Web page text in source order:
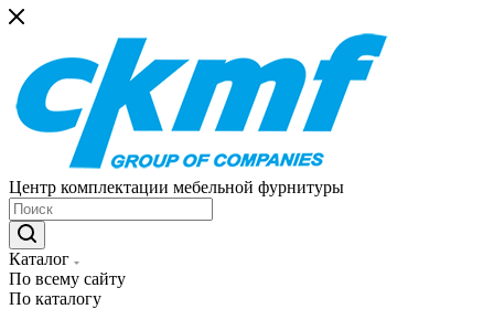
Центр комплектации мебельной фурнитуры
Каталог
По всему сайту
По каталогу